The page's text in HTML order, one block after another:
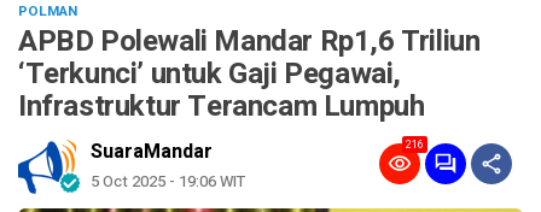
POLMAN
APBD Polewali Mandar Rp1,6 Triliun
‘Terkunci’ untuk Gaji Pegawai,
Infrastruktur Terancam Lumpuh
SuaraMandar
5 Oct 2025 - 19:06 WIT
216